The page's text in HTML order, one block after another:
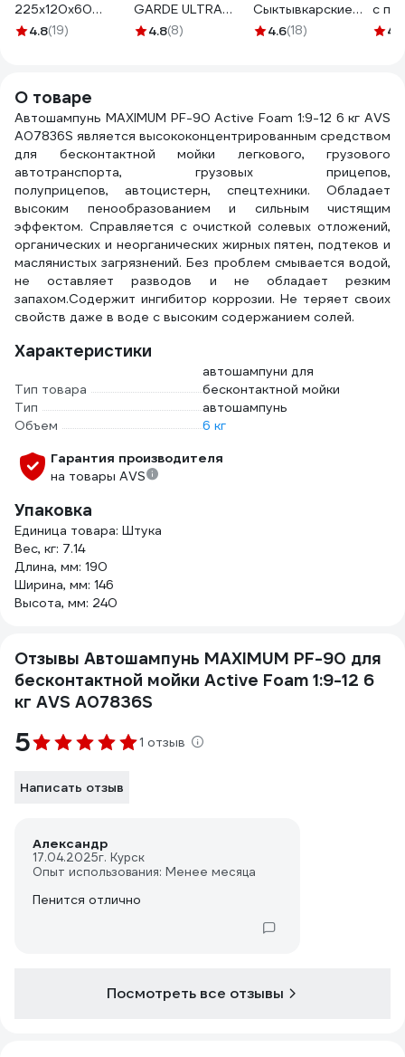
225х120х60
восьмерка
4.8(19)
GARDE ULTRA
CHAMOIS 66x43см
4.8(8)
Сыктывкарские
индустриальная 2
4.6(18)
с
L -4.3
О товаре
Автошампунь MAXIMUM PF-90 Active Foam 1:9-12 6 кг AVS
A07836S является высококонцентрированным средством
для бесконтактной мойки легкового, грузового
автотранспорта, грузовых прицепов,
полуприцепов, автоцистерн, спецтехники. Обладает
высоким пенообразованием и сильным чистящим
эффектом. Справляется с очисткой солевых отложений,
органических и неорганических жирных пятен, подтеков и
маслянистых загрязнений. Без проблем смывается водой,
не оставляет разводов и не обладает резким
запахом.Содержит ингибитор коррозии. Не теряет своих
свойств даже в воде с высоким содержанием солей.
Характеристики
Тип товара
автошампуни для
бесконтактной мойки
Тип
автошампунь
Объем
6 кг
Гарантия производителя
на товары AVS
Упаковка
Единица товара: Штука
Вес, кг: 7.14
Длина, мм: 190
Ширина, мм: 146
Высота, мм: 240
Отзывы Автошампунь MAXIMUM PF-90 для
бесконтактной мойки Active Foam 1:9-12 6
кг AVS A07836S
5 1 отзыв
Написать отзыв
Александр
17.04.2025г. Курск
Опыт использования: Менее месяца
Пенится отлично
Посмотреть все отзывы